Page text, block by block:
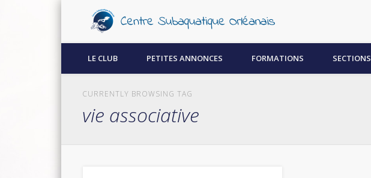
Découvrez la plongée sous-marine à Orléans !
LE CLUB PETITES ANNONCES FORMATIONS SECTIONS
CURRENTLY BROWSING TAG
vie associative